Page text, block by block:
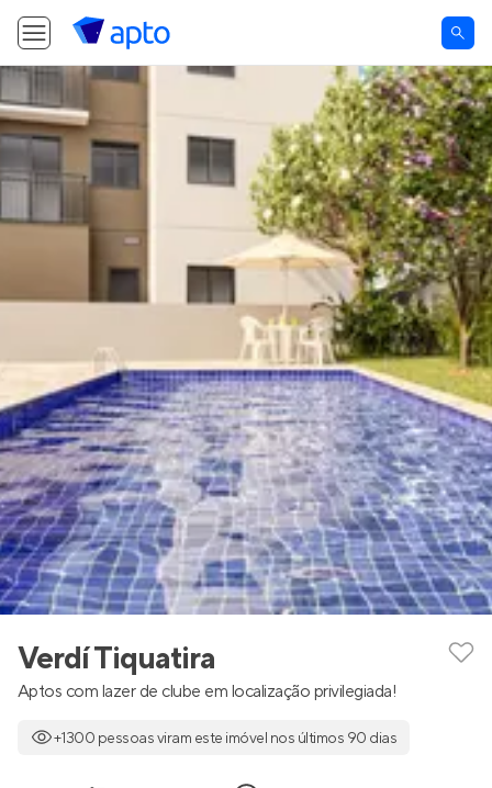
Verdí Tiquatira
Aptos com lazer de clube em localização privilegiada!
+1300 pessoas viram este imóvel nos últimos 90 dias